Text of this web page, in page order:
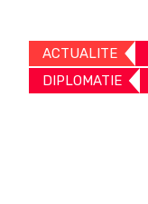
ACTUALITE
DIPLOMATIE